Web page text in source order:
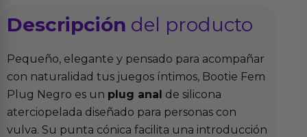
Descripción del producto
Pequeño, elegante y pensado para acompañar
con naturalidad tus juegos íntimos, Bootie Fem
Plug Negro es un plug anal de silicona
aterciopelada diseñado para personas con
vulva. Su punta cónica facilita una introducción